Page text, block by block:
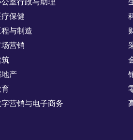
疗保健
与制造
营销
地产
营销与电子商务